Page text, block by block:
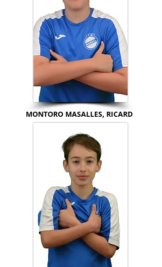
MONTORO MASALLES, RICARD